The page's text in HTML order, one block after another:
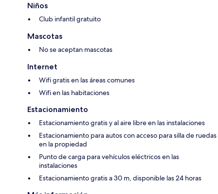
Niños
Club infantil gratuito
Mascotas
No se aceptan mascotas
Internet
Wifi gratis en las áreas comunes
Wifi en las habitaciones
Estacionamiento
Estacionamiento gratis y al aire libre en las instalaciones
Estacionamiento para autos con acceso para silla de ruedas
en la propiedad
Punto de carga para vehículos eléctricos en las
instalaciones
Estacionamiento gratis a 30 m, disponible las 24 horas